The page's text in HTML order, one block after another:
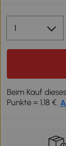
Beim Kauf
Punkte = 1,18 €.